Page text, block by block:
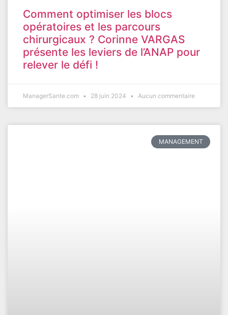
Comment optimiser les blocs
opératoires et les parcours
chirurgicaux ? Corinne VARGAS
présente les leviers de l’ANAP pour
relever le défi !
ManagerSante.com 28 juin 2024 Aucun commentaire
MANAGEMENT